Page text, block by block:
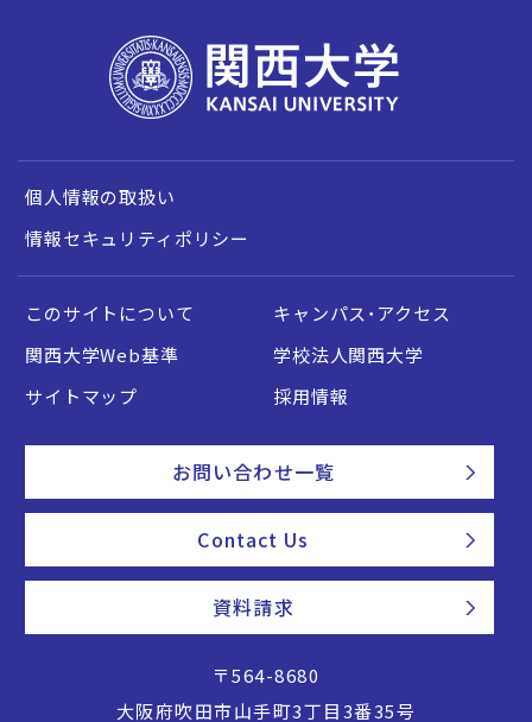
個人情報の取扱い
情報セキュリティポリシー
このサイトについて
キャンパス・アクセス
関西大学Web基準
学校法人関西大学
サイトマップ
採用情報
お問い合わせ一覧
Contact Us
資料請求
〒564-8680
大阪府吹田市山手町3丁目3番35号